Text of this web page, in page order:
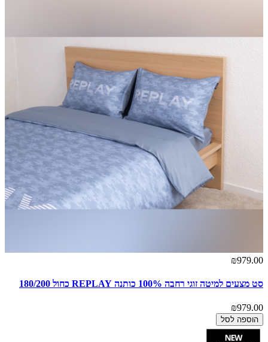
₪979.00
סט מצעים למיטה זוגי רחבה 100% כותנה REPLAY כחול 180/200
₪979.00
הוספה לסל